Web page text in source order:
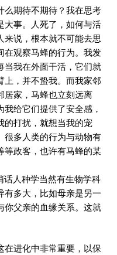
么期待不期待？我在思考
大事。人死了，如何与活
来说，根本就不可能去思
在观察马蜂的行为。我发
当我在外面干活，它们就
上，并不蛰我。而我家邻
居家，马蜂也立刻远离
给它们提供了安全感，
的打扰，就想当我的宠
很多人类的行为与动物有
等政客，也许有马蜂的某
话人种学当然有生物学科
有多大，比如母亲是另一
你父亲的血缘关系。这就
在进化中非常重要，以保